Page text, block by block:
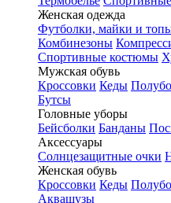
Женская одежда
Футболки, майки и
Комбинезоны
Спортивные костюмы
Мужская обувь
Кроссовки Кеды
Бутсы
Головные уборы
Бейсболки Банданы
Аксессуары
Солнцезащитные очки
Женская обувь
Кроссовки Кеды
Аквашузы